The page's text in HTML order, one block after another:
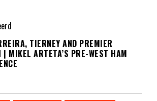
TIERNEY AND PREMIER
| MIKEL ARTETA’S PRE-WEST HAM